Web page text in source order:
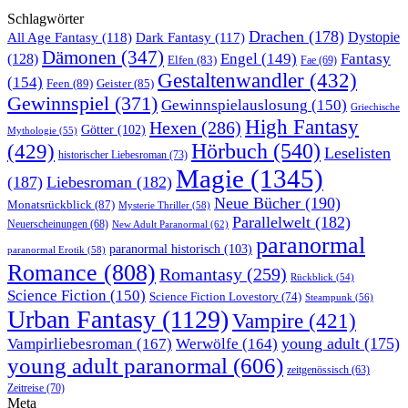
Schlagwörter
All Age Fantasy (118) Dark Fantasy (117) Drachen (178) Dystopie
(128) Dämonen (347) Elfen (83) Engel (149) Fae (69) Fantasy
(154) Feen (89) Geister(85) Gestaltenwandler (432)
Gewinnspiel (371) Gewinnspielauslosung (150) Griechische
Mythologie (55) Götter (102) Hexen (286) High Fantasy
(429) historischer Liebesroman (73) Hörbuch (540) Leselisten
(187) Liebesroman (182) Magie (1345)
Monatsrückblick (87) Mysterie Thriller (58) Neue Bücher (190)
Neuerscheinungen (68) New Adult Paranormal (62) Parallelwelt (182)
paranormal Erotik (58) paranormal historisch (103) paranormal
Romance (808) Romantasy (259) Rückblick (54)
Science Fiction (150) Science Fiction Lovestory (74) Steampunk (56)
Urban Fantasy (1129) Vampire (421)
Vampirliebesroman (167) Werwölfe (164) young adult (175)
young adult paranormal (606) zeitgenössisch (63)
Zeitreise (70)
Meta